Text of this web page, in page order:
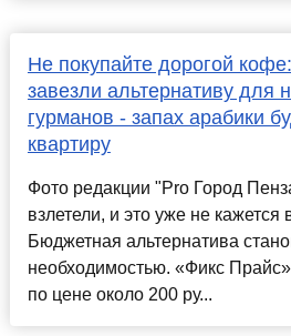
Не покупайте дорогой
завезли альтернативу для
гурманов - запах арабики
квартиру
Фото редакции "Pro Город
взлетели, и это уже не
Бюджетная альтернатива
необходимостью. «Фикс
по цене около 200 ру...